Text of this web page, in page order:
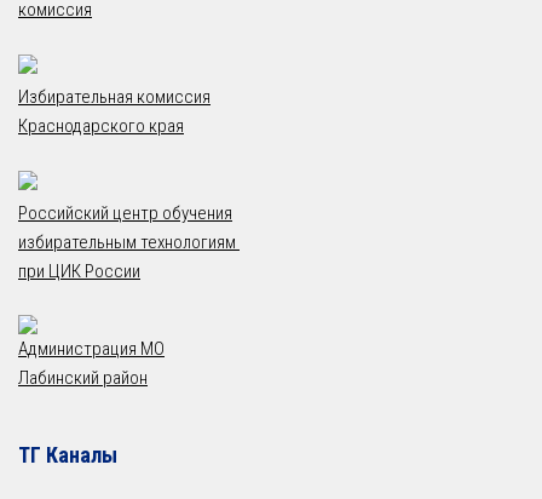
комиссия
Избирательная комиссия
Краснодарского края
Российский центр обучения
избирательным технологиям
при ЦИК России
Администрация МО
Лабинский район
ТГ Каналы